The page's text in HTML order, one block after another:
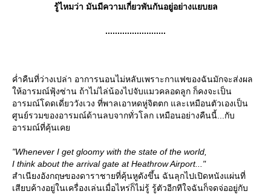
รู้ไหมว่า มันมีความเกี่ยวพันกันอยู่อย่างแยบยล
.........................
ค่ำคืนที่ว่างเปล่า อาการนอนไม่หลับเพราะกาแฟของฉันมักจะส่งผล
ห้อารมณ์ฟุ้งซ่าน ถ้าไม่ไล่น้องไปจับแมวคลอดลูก ก็คงจะเป็น
อารมณ์โดดเดี่ยววังเวง ที่พาลเอาหดหู่จิตตก และเหมือนตัวเองเป็น
ศูนย์รวมของอารมณ์ด้านลบจากทั่วโลก เหมือนอย่างคืนนี้...กับ
อารมณ์ที่คุ้นเค
"Whenever I get gloomy with the state of the world,
I think about the arrival gate at Heathrow Airport..."
สำเนียงอังกฤษของดาราชายที่คุ้นหูดังขึ้น ฉันลุกไปเปิดหนังแผ่นที่
เสียบค้างอยู่ในเครื่องเล่นเมื่อไหร่ก็ไม่รู้ รู้ตัวอีกทีใจฉันก็จดจ่ออยู่กับ